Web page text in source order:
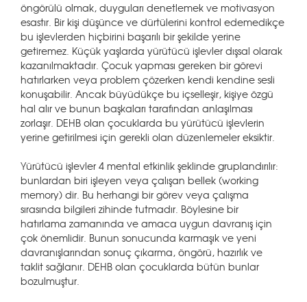
öngörülü olmak, duyguları denetlemek ve motivasyon
esastır. Bir kişi düşünce ve dürtülerini kontrol edemedikçe
bu işlevlerden hiçbirini başarılı bir şekilde yerine
getiremez. Küçük yaşlarda yürütücü işlevler dışsal olarak
kazanılmaktadır. Çocuk yapması gereken bir görevi
hatırlarken veya problem çözerken kendi kendine sesli
konuşabilir. Ancak büyüdükçe bu içselleşir, kişiye özgü
hal alır ve bunun başkaları tarafından anlaşılması
zorlaşır. DEHB olan çocuklarda bu yürütücü işlevlerin
yerine getirilmesi için gerekli olan düzenlemeler eksiktir.
Yürütücü işlevler 4 mental etkinlik şeklinde gruplandırılır:
bunlardan biri işleyen veya çalışan bellek (working
memory) dir. Bu herhangi bir görev veya çalışma
sırasında bilgileri zihinde tutmadır. Böylesine bir
hatırlama zamanında ve amaca uygun davranış için
çok önemlidir. Bunun sonucunda karmaşık ve yeni
davranışlarından sonuç çıkarma, öngörü, hazırlık ve
taklit sağlanır. DEHB olan çocuklarda bütün bunlar
bozulmuştur.